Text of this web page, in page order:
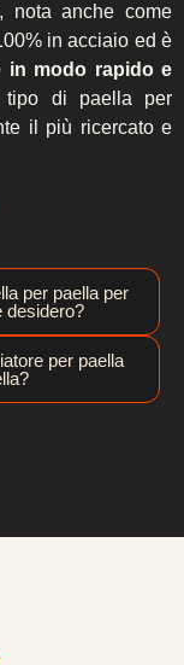
nota anche come
in acciaio ed è
in modo rapido e
di paella per
il più ricercato e
per paella per
desidero?
per paella